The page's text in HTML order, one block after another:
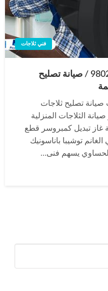
فني ثلاجات
فني ثلاجات العاصمة / 98025055 / صيانة تصليح
صيانة تصليح ثلاجات
الثلاجات المنزلية
غاز تبديل كمبروسر قطع
توشيبا باناسونيك
يسهم فنى…